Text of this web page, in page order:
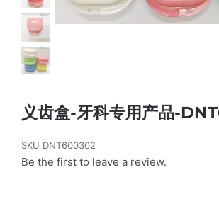
义齿盒-牙科专用产品-
SKU DNT600302
Be the first to leave a review.